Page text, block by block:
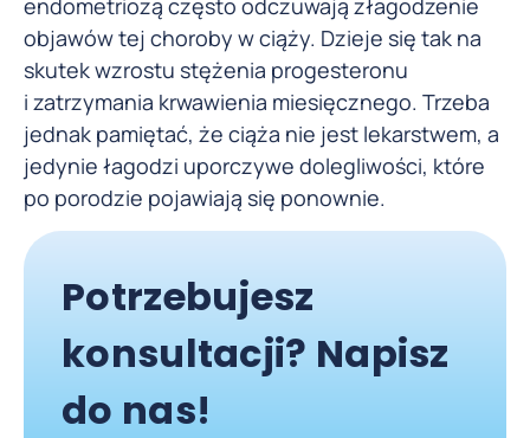
objawów tej choroby w ciąży. Dzieje się tak na
skutek wzrostu stężenia progesteronu
i zatrzymania krwawienia miesięcznego. Trzeba
jednak pamiętać, że ciąża nie jest lekarstwem, a
jedynie łagodzi uporczywe dolegliwości, które
po porodzie pojawiają się ponownie.
Potrzebujesz
konsultacji? Napisz
do nas!